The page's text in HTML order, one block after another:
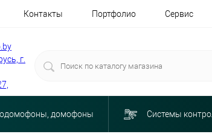
Контакты Портфолио Сервис
г.
домофоны Системы